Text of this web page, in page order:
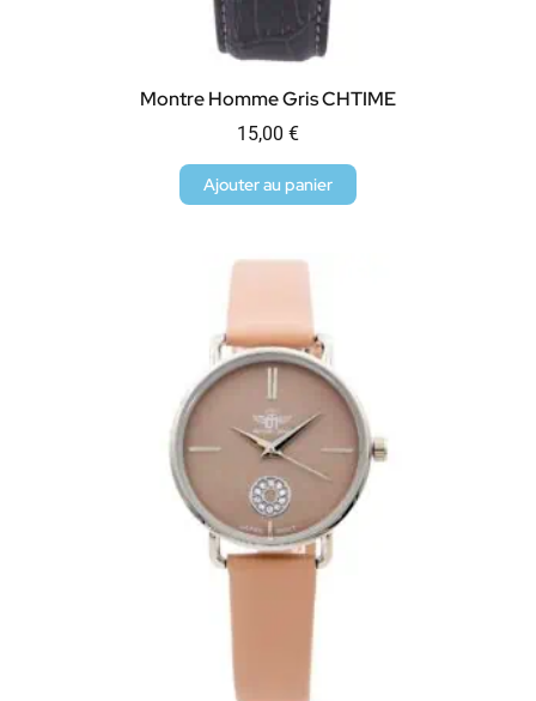
Montre Homme Gris CHTIME
15,00 €
Ajouter au panier